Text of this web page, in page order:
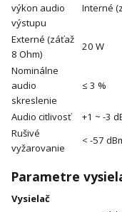
výkon audio
výstupu
Interné
Externé (záťaž
8 Ohm)
20 W
Nominálne
audio
skreslenie
≤ 3 %
Audio citlivosť
+1 ~ -3
Rušivé
vyžarovanie
< -57
Parametre
Vysielač